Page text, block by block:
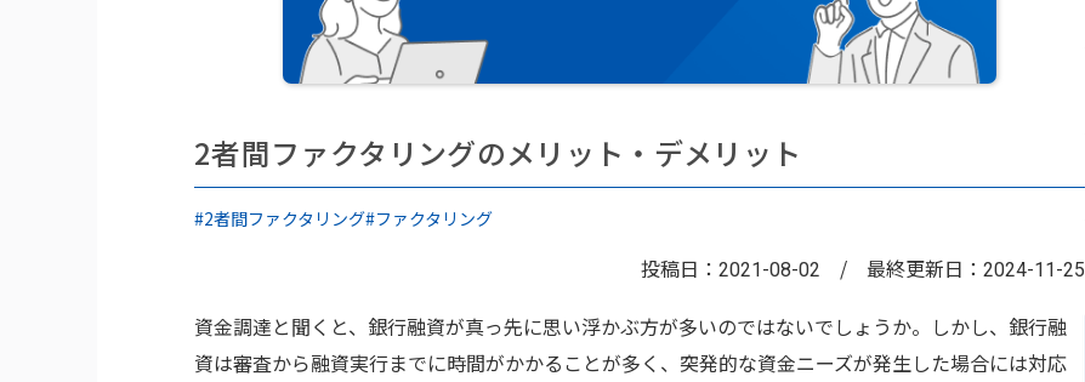
2者間ファクタリングのメリット・デメリット
#2者間ファクタリング#ファクタリング
投稿日： 2021-08-02 / 最終更新日： 2024-11-25
資金調達と聞くと、銀行融資が真っ先に思い浮かぶ方が多いのではないでしょうか。しかし、銀行融
資は審査から融資実行までに時間がかかることが多く、突発的な資金ニーズが発生した場合には対応